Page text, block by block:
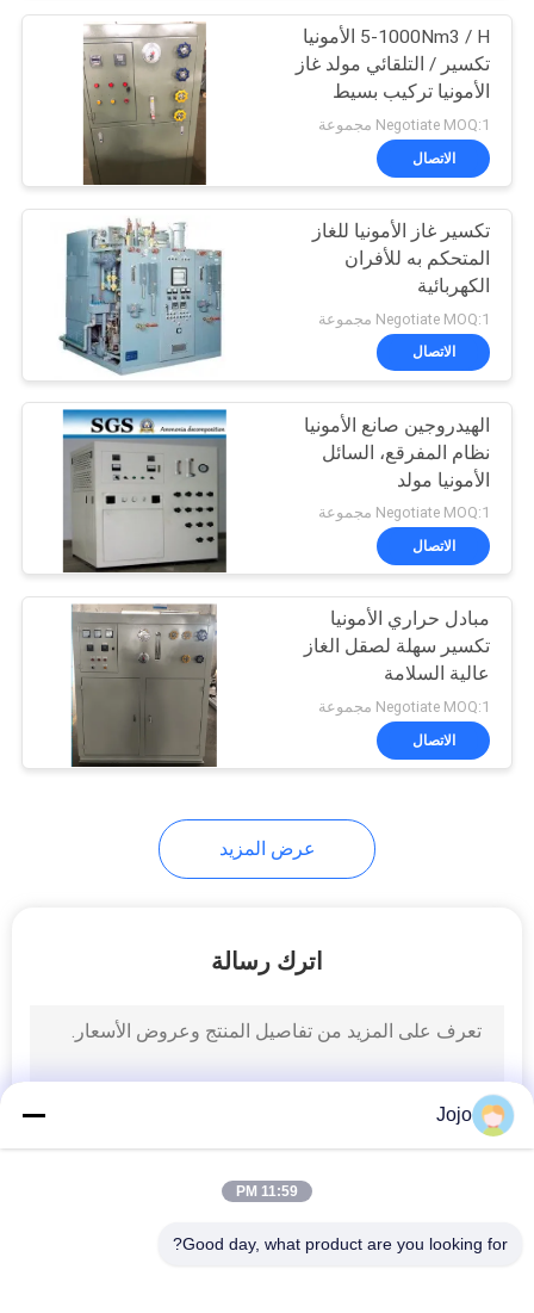
5-1000Nm3 / H الأمونيا
تكسير / التلقائي مولد غاز
الأمونيا تركيب بسيط
Negotiate MOQ:1 مجموعة
الاتصال
تكسير غاز الأمونيا للغاز
المتحكم به للأفران
الكهربائية
Negotiate MOQ:1 مجموعة
الاتصال
الهيدروجين صانع الأمونيا
نظام المفرقع، السائل
الأمونيا مولد
Negotiate MOQ:1 مجموعة
الاتصال
مبادل حراري الأمونيا
تكسير سهلة لصقل الغاز
عالية السلامة
Negotiate MOQ:1 مجموعة
الاتصال
عرض المزيد
اترك رسالة
Jojo
11:59 PM
Good day, what product are you looking for?